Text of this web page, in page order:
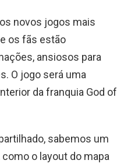
novos jogos mais
os fãs estão
ansiosos para
O jogo será uma
da franquia God of
sabemos um
o layout do mapa